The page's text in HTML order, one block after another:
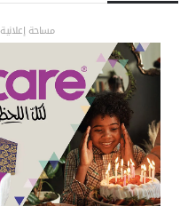
مساحة إعلانية